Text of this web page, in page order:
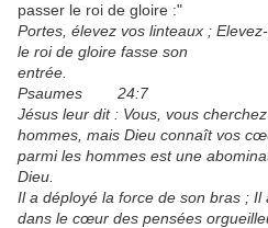
passer le roi de gloire :"
Portes, élevez vos linteaux ;
le roi de gloire fasse son
Psaumes 24:7
Jésus leur dit : Vous, vous
hommes, mais Dieu connaît vos
parmi les hommes est une
Dieu.
Il a déployé la force de son bras ;
dans le cœur des pensées